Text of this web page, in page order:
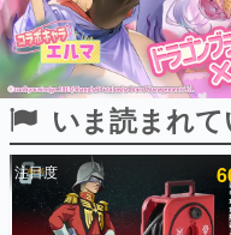
ピックアッ
電ファミのいま読まれて
いま読まれ
注目度